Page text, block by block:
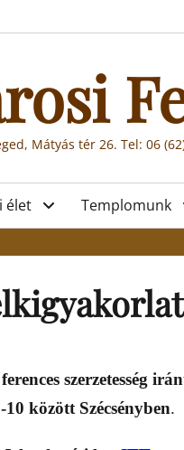
Mátyás tér 26. Tel: 06
élet Templomunk
ferences szerzetesség
között Szécsényben.